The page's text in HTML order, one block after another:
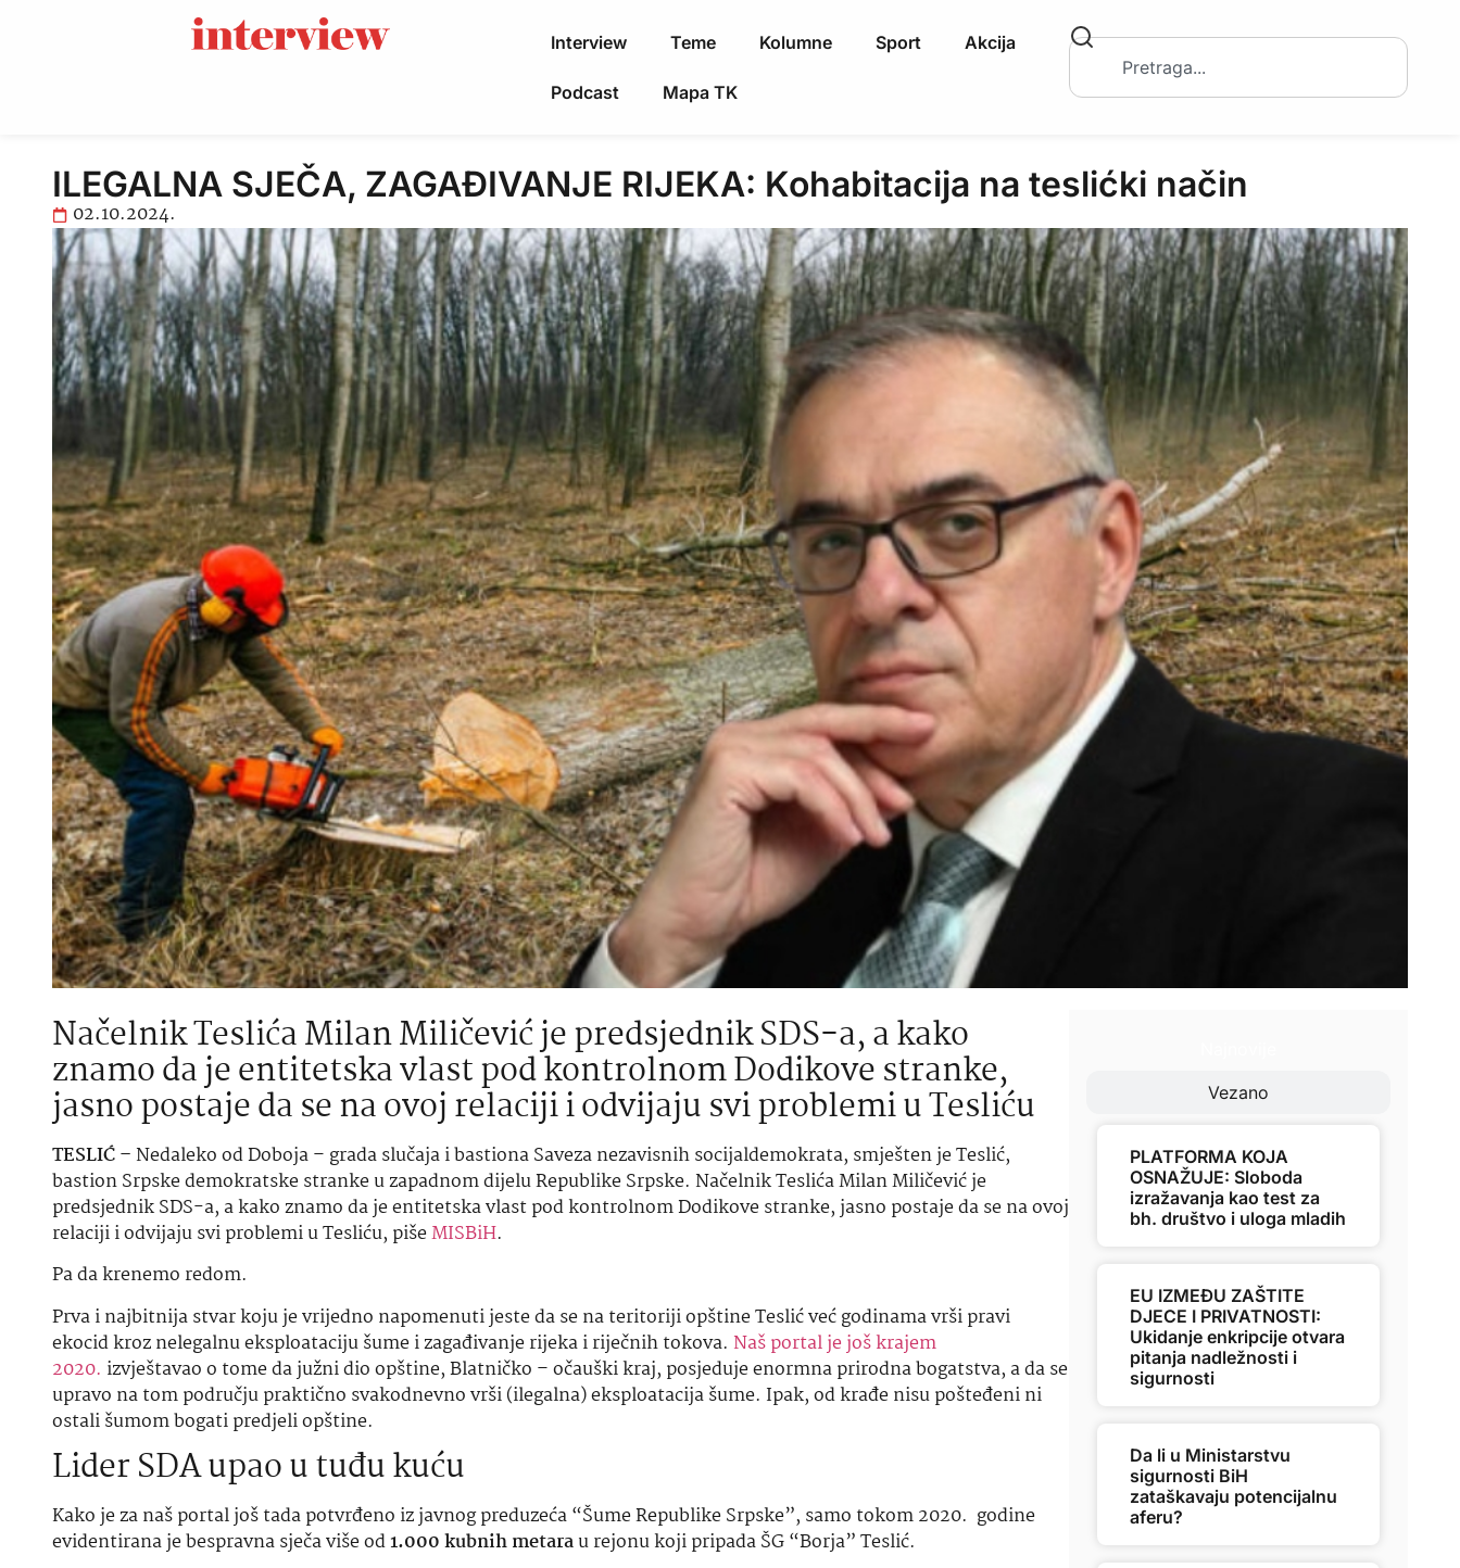
Interview Teme Kolumne Sport Akcija
Podcast Mapa TK
ILEGALNA SJEČA, ZAGAĐIVANJE RIJEKA: Kohabitacija na teslićki način
02.10.2024.
Načelnik Teslića Milan Miličević je predsjednik SDS-a, a kako
znamo da je entitetska vlast pod kontrolnom Dodikove stranke,
jasno postaje da se na ovoj relaciji i odvijaju svi problemi u Tesliću
TESLIĆ –Nedaleko od Doboja – grada slučaja i bastiona Saveza nezavisnih socijaldemokrata, smješten je Teslić,
bastion Srpske demokratske stranke u zapadnom dijelu Republike Srpske. Načelnik Teslića Milan Miličević je
predsjednik SDS-a, a kako znamo da je entitetska vlast pod kontrolnom Dodikove stranke, jasno postaje da se na ovoj
relaciji i odvijaju svi problemi u Tesliću, pišeMISBiH.
Pa da krenemo redom.
Prva i najbitnija stvar koju je vrijedno napomenuti jeste da se na teritoriji opštine Teslić već godinama vrši pravi
ekocid kroz nelegalnu eksploataciju šume i zagađivanje rijeka i riječnih tokova. Naš portal je još krajem
2020. izvještavao o tome da južni dio opštine, Blatničko – očauški kraj, posjeduje enormna prirodna bogatstva, a da se
upravo na tom području praktično svakodnevno vrši (ilegalna) eksploatacija šume. Ipak, od krađe nisu pošteđeni ni
ostali šumom bogati predjeli opštine.
Lider SDA upao u tuđu kuću
Kako je za naš portal još tada potvrđeno iz javnog preduzeća “Šume Republike Srpske”, samo tokom 2020. godine
evidentirana je bespravna sječa više od1.000 kubnih metarau rejonu koji pripada ŠG “Borja” Teslić.
Vezano
PLATFORMA KOJA
OSNAŽUJE: Sloboda
izražavanja kao test za
bh. društvo i uloga mladih
EU IZMEĐU ZAŠTITE
DJECE I PRIVATNOSTI:
Ukidanje enkripcije otvara
pitanja nadležnosti i
sigurnosti
Da li u Ministarstvu
sigurnosti BiH
zataškavaju potencijalnu
aferu?